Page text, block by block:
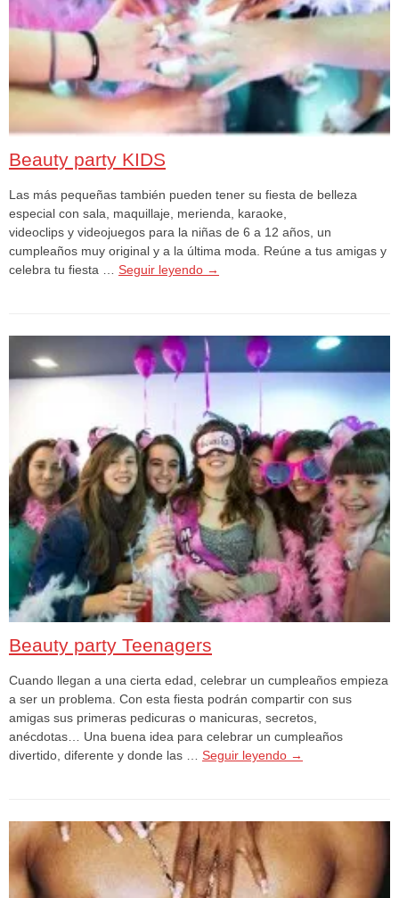
Beauty party KIDS
Las más pequeñas también pueden tener su fiesta de belleza
especial con sala, maquillaje, merienda, karaoke,
videoclips y videojuegos para la niñas de 6 a 12 años, un
cumpleaños muy original y a la última moda. Reúne a tus amigas y
celebra tu fiesta … Seguir leyendo →
Beauty party Teenagers
Cuando llegan a una cierta edad, celebrar un cumpleaños empieza
a ser un problema. Con esta fiesta podrán compartir con sus
amigas sus primeras pedicuras o manicuras, secretos,
anécdotas… Una buena idea para celebrar un cumpleaños
divertido, diferente y donde las … Seguir leyendo →